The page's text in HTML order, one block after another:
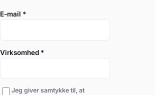
E-mail *
Virksomhed *
Jeg giver samtykke til, at